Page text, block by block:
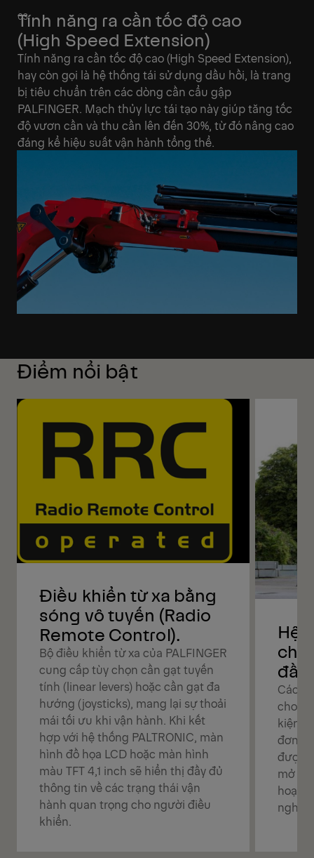
Tính năng ra cần tốc độ cao
(High Speed Extension)
Tính năng ra cần tốc độ cao (High Speed Extension),
hay còn gọi là hệ thống tái sử dụng dầu hồi, là trang
bị tiêu chuẩn trên các dòng cần cẩu gập
PALFINGER. Mạch thủy lực tái tạo này giúp tăng tốc
độ vươn cần và thu cần lên đến 30%, từ đó nâng cao
đáng kể hiệu suất vận hành tổng thể.
Điểm nổi bật
Điều khiển từ xa bằng
sóng vô tuyến (Radio
Remote Control).
Bộ điều khiển từ xa của PALFINGER
cung cấp tùy chọn cần gạt tuyến
tính (linear levers) hoặc cần gạt đa
hướng (joysticks), mang lại sự thoải
mái tối ưu khi vận hành. Khi kết
hợp với hệ thống PALTRONIC, màn
hình đồ họa LCD hoặc màn hình
màu TFT 4,1 inch sẽ hiển thị đầy đủ
thông tin về các trạng thái vận
hành quan trọng cho người điều
khiển.
Hệ
chờ
đầu
Các
cho
kiện
đơn
được
mở
hoạt